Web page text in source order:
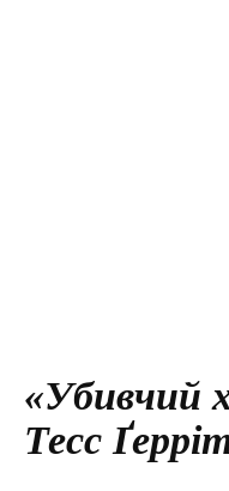
«Убивчий
Тесс